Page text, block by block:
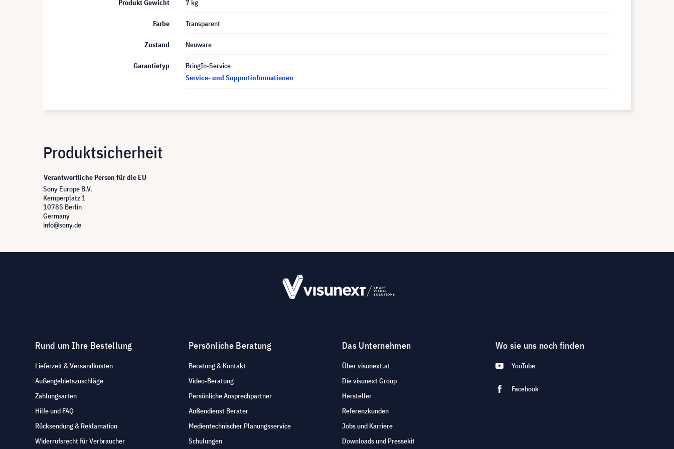
Produkt Gewicht 7 kg
Farbe Transparent
Zustand Neuware
Garantietyp
BringIn-Service
Service- und Supportinformationen
Produktsicherheit
Verantwortliche Person für die EU
Sony Europe B.V.
Kemperplatz 1
10785 Berlin
Germany
info@sony.de
Rund um Ihre Bestellung
Lieferzeit & Versandkosten
Außengebietszuschläge
Zahlungsarten
Hilfe und FAQ
Rücksendung & Reklamation
Widerrufsrecht für Verbraucher
Persönliche Beratung
Beratung & Kontakt
Video-Beratung
Persönliche Ansprechpartner
Außendienst Berater
Medientechnischer Planungsservice
Schulungen
Das Unternehmen
Über visunext.at
Die visunext Group
Hersteller
Referenzkunden
Jobs und Karriere
Downloads und Pressekit
Wo sie uns noch finden
YouTube
Facebook